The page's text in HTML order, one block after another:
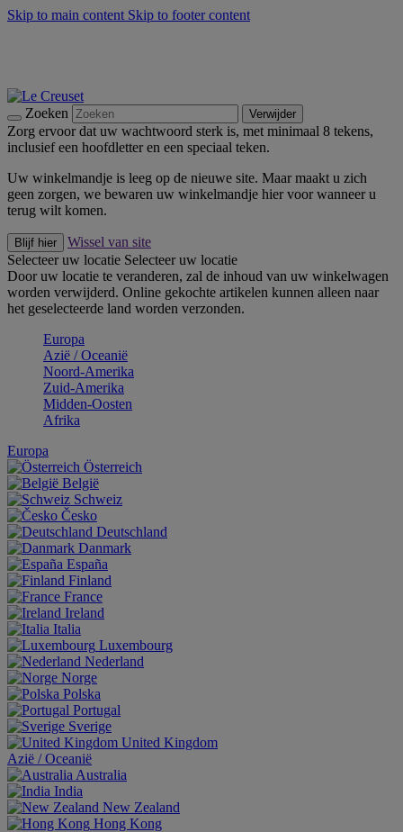
Skip to main content Skip to footer content
Zoeken Verwijder
Zorg ervoor dat uw wachtwoord sterk is, met minimaal 8 tekens,
inclusief een hoofdletter en een speciaal teken.
Uw winkelmandje is leeg op de nieuwe site. Maar maakt u zich
geen zorgen, we bewaren uw winkelmandje hier voor wanneer u
terug wilt komen.
Blijf hier
Wissel van site
Selecteer uw locatie Selecteer uw locatie
Door uw locatie te veranderen, zal de inhoud van uw winkelwagen
worden verwijderd. Online gekochte artikelen kunnen alleen naar
het geselecteerde land worden verzonden.
Europa
Aziё / Oceaniё
Noord-Amerika
Zuid-Amerika
Midden-Oosten
Afrika
Europa
Österreich
België
Schweiz
Česko
Deutschland
Danmark
España
Finland
France
Ireland
Italia
Luxembourg
Nederland
Norge
Polska
Portugal
Sverige
United Kingdom
Aziё / Oceaniё
Australia
India
New Zealand
Hong Kong